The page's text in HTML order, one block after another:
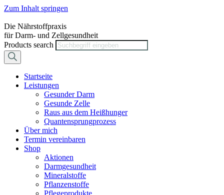
Zum Inhalt springen
Die Nährstoffpraxis
für Darm- und Zellgesundheit
Products search
Startseite
Leistungen
Gesunder Darm
Gesunde Zelle
Raus aus dem Heißhunger
Quantensprungprozess
Über mich
Termin vereinbaren
Shop
Aktionen
Darmgesundheit
Mineralstoffe
Pflanzenstoffe
Pflegeprodukte